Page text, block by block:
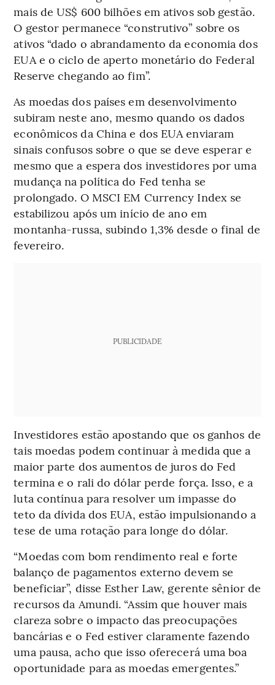
mais de US$ 600 bilhões em ativos sob gestão.
O gestor permanece “construtivo” sobre os
ativos “dado o abrandamento da economia dos
EUA e o ciclo de aperto monetário do Federal
Reserve chegando ao fim”.
As moedas dos países em desenvolvimento
subiram neste ano, mesmo quando os dados
econômicos da China e dos EUA enviaram
sinais confusos sobre o que se deve esperar e
mesmo que a espera dos investidores por uma
mudança na política do Fed tenha se
prolongado. O MSCI EM Currency Index se
estabilizou após um início de ano em
montanha-russa, subindo 1,3% desde o final de
fevereiro.
PUBLICIDADE
Investidores estão apostando que os ganhos de
tais moedas podem continuar à medida que a
maior parte dos aumentos de juros do Fed
termina e o rali do dólar perde força. Isso, e a
luta contínua para resolver um impasse do
teto da dívida dos EUA, estão impulsionando a
tese de uma rotação para longe do dólar.
“Moedas com bom rendimento real e forte
balanço de pagamentos externo devem se
beneficiar”, disse Esther Law, gerente sênior de
recursos da Amundi. “Assim que houver mais
clareza sobre o impacto das preocupações
bancárias e o Fed estiver claramente fazendo
uma pausa, acho que isso oferecerá uma boa
oportunidade para as moedas emergentes.”